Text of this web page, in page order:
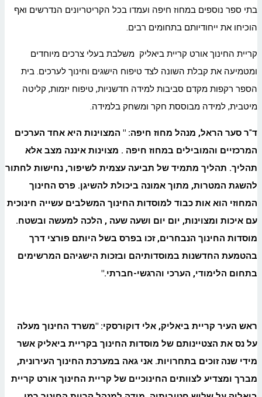
בתי ספר נוספים במחוז חיפה ועמדו בכל הקריטריונים הנדרשים ואף
הוכיחו את ייחודיותם בתחומים רבים.
קריית החינוך אורט קריית ביאליק משלבת בעלי צרכים מיוחדים
ומטמיעה את קבלת השונה לצד טיפוח הישגים וחינוך לערכים. בית
הספר רקפות מקדם סביבות למידה חדשניות, טיפוח יזמות, קליטה
מיטבית, למידה מבוססת חקר ומשחק בלמידה.
ד"ר סער הראל, מנהל מחוז חיפה: " המצוינות היא אחד הערכים
המרכזיים והמובילים במחוז חיפה . מצוינות איננה מצב אלא
תהליך. תהליך מתמיד של תביעה עצמית לשיפור, נחישות לחתור
להשגת המטרות, מתוך אמונה ביכולת להשיגן. פרס החינוך
המחוזי הוא אות כבוד למוסדות החינוך המשלבים עשייה חינוכית
עם איכות ומצוינות, יום יום ושעה שעה , הלכה למעשה ובשטח.
מוסדות החינוך הנבחרים, זכו בפרס בשל היותם פורצי דרך
בהטמעת החדשנות במוסדותיהם ובזכות הישגיהם המרשימים
בתחום הלימודי, הערכי והרגשי-חברתי."
ראש העיר קריית ביאליק, אלי דוקורסקי: "משרד החינוך מעלה
על נס את הצטיינותם של מוסדות החינוך בקריית ביאליק אשר
מידי שנה זוכים בתחרויות. אני גאה במערכת החינוך העירונית,
מברך ומצדיע לצוותים החינוכיים של קריית החינוך אורט קריית